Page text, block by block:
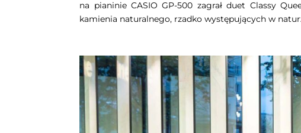
na pianinie CASIO GP-500 zagrał duet Classy
kamienia naturalnego, rzadko występujących w